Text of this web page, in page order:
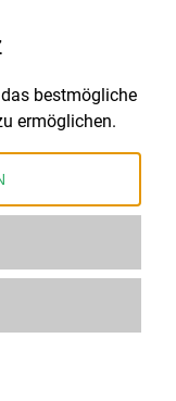
bestmögliche
ermöglichen.